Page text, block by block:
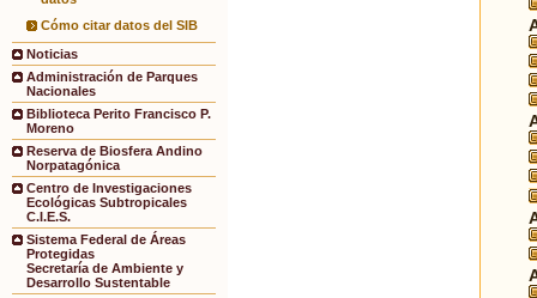
Cómo citar datos del SIB
Noticias
Administración de Parques
Nacionales
Biblioteca Perito Francisco P.
Moreno
Reserva de Biosfera Andino
Norpatagónica
Centro de Investigaciones
Ecológicas Subtropicales
C.I.E.S.
Sistema Federal de Áreas
Protegidas
Secretaría de Ambiente y
Desarrollo Sustentable